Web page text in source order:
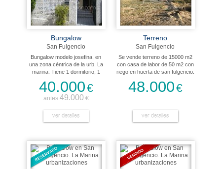
Bungalow
San Fulgencio
Bungalow modelo josefina, en
una zona céntrica de la urb. La
marina. Tiene 1 dormitorio, 1
americana y terraza delantera.
Se vende amueblado.
Orientación sur.
40.000€
antes49.000€
ver detalles
Terreno
San Fulgencio
Se vende terreno de 15000 m2
con casa de labor de 50 m2 con
riego en huerta de san fulgencio.
48.000€
ver detalles